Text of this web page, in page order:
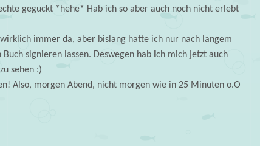
geguckt *hehe* Hab ich so aber auch noch nicht erlebt
immer da, aber bislang hatte ich nur nach langem
signieren lassen. Deswegen hab ich mich jetzt auch
sehen :)
Also, morgen Abend, nicht morgen wie in 25 Minuten o.O